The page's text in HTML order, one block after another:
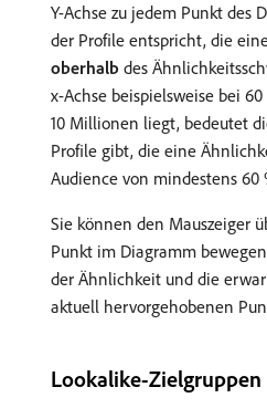
Y-Achse zu jedem Punkt des
der Profile entspricht, die
oberhalb des
x-Achse beispielsweise bei
10 Millionen liegt, bedeutet
Profile gibt, die eine
Audience von mindestens 60
Sie können den Mauszeiger
Punkt im Diagramm
der Ähnlichkeit und die
aktuell hervorgehobenen
Lookalike-Zielgruppen